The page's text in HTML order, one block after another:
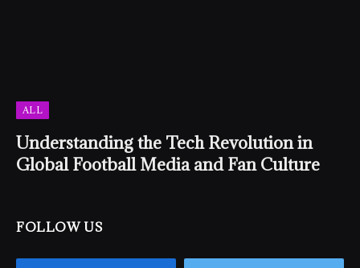
ALL
Understanding the Tech Revolution in
Global Football Media and Fan Culture
FOLLOW US